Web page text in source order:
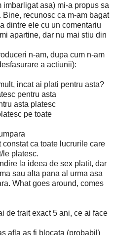
imbarligat asa) mi-a propus sa
recunosc ca m-am bagat
dintre ele cu un comentariu
apartine, dar nu mai stiu din
n-am, dupa cum n-am
a actiunii):
incat ai plati pentru asta?
pentru asta
asta platesc
pe toate
ca toate lucrurile care
le platesc.
la ideea de sex platit, dar
sau alta pana al urma asa
What goes around, comes
de trait exact 5 ani, ce ai face
afla as fi blocata (probabil)